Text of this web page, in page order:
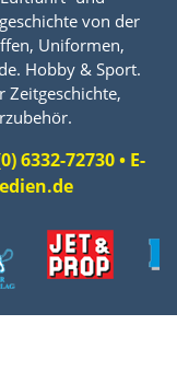
von der
Uniformen,
Hobby & Sport.
6332-72730 • E-